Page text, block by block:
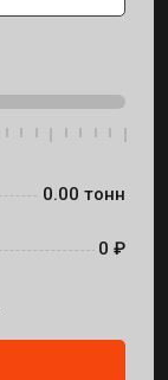
0.00 тонн
0 ₽